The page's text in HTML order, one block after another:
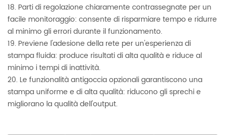
18. Parti di regolazione chiaramente contrassegnate per un
facile monitoraggio: consente di risparmiare tempo e ridurre
al minimo gli errori durante il funzionamento.
19. Previene l'adesione della rete per un'esperienza di
stampa fluida: produce risultati di alta qualità e riduce al
minimo i tempi di inattività.
20. Le funzionalità antigoccia opzionali garantiscono una
stampa uniforme e di alta qualità: riducono gli sprechi e
migliorano la qualità dell'output.